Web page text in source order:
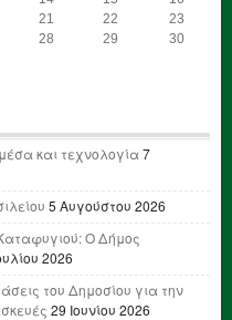
21 22
23
28 29
30
και τεχνολογία7
5 Αυγούστου 2026
Ο Δήμος
2026
του Δημοσίου για την
29 Ιουνίου 2026